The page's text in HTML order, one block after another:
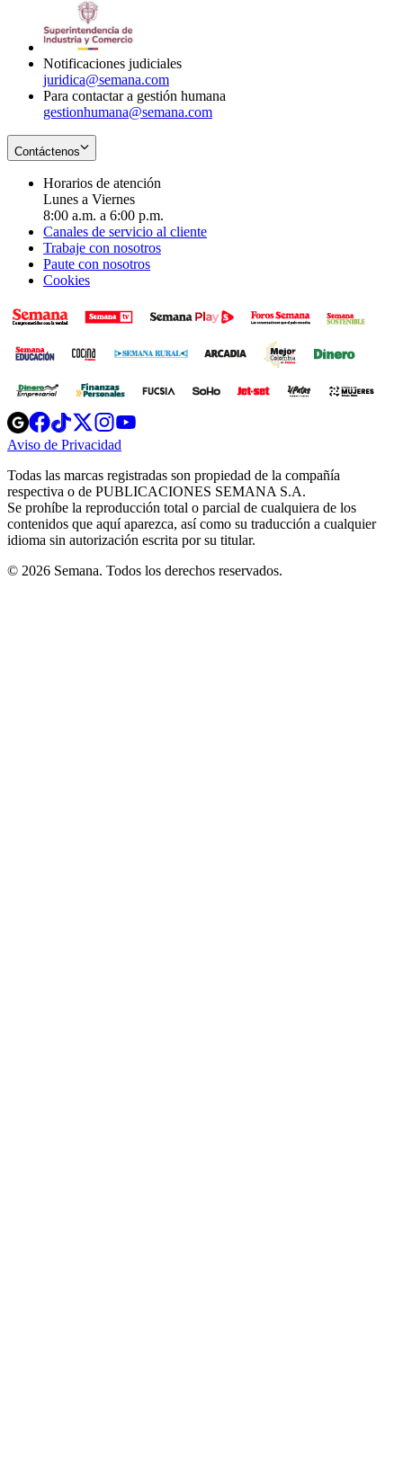
Notificaciones judiciales
juridica@semana.com
Para contactar a gestión humana
gestionhumana@semana.com
Contáctenos
Horarios de atención
Lunes a Viernes
8:00 a.m. a 6:00 p.m.
Canales de servicio al cliente
Trabaje con nosotros
Paute con nosotros
Cookies
Opens
in
new
Opens
in
new
Opens
in
new
window
Opens
new
windowwindow
Aviso de Privacidad
new
window
Todas las marcas registradas son propiedad de la compañía
respectiva o de PUBLICACIONES SEMANA S.A.
Se prohíbe la reproducción total o parcial de cualquiera de los
contenidos que aquí aparezca, así como su traducción a cualquier
idioma sin autorización escrita por su titular.
© 2026 Semana. Todos los derechos reservados.